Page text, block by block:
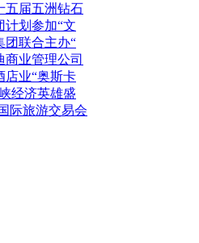
五届五洲钻石
计划参加“文
团联合主办“
商业管理公司
店业“奥斯卡
经济英雄盛
际旅游交易会